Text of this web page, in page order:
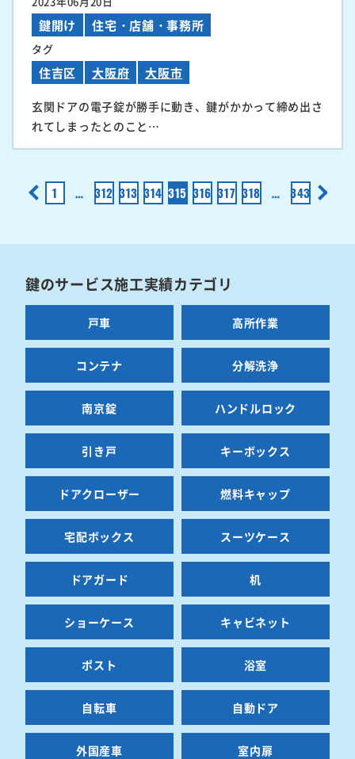
鍵開け 住宅・店舗・事務所
タグ
住吉区 大阪府 大阪市
玄関ドアの電子錠が勝手に動き、鍵がかかって締め出さ
れてしまったとのこと…
<
1 … 312 313 314 315 316 317 318 … 343
鍵のサービス施工実績カテゴリ
戸車 高所作業
コンテナ 分解洗浄
南京錠 ハンドルロック
引き戸 キーボックス
ドアクローザー 燃料キャップ
宅配ボックス スーツケース
ドアガード 机
ショーケース キャビネット
ポスト 浴室
自転車 自動ドア
外国産車 室内扉